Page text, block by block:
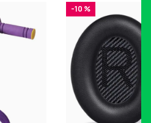
-10 %